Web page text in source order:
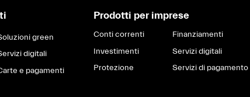
green
digitali
e pagamenti
Prodotti per imprese
Conti correnti
Investimenti
Protezione
Finanziamenti
Servizi digitali
Servizi di pagamento